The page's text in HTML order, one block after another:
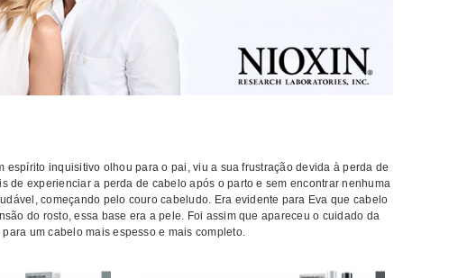
inquisitivo olhou para o pai, viu a sua frustração devida à perda de
experienciar a perda de cabelo após o parto e sem encontrar nenhuma
começando pelo couro cabeludo. Era evidente para Eva que cabelo
do rosto, essa base era a pele. Foi assim que apareceu o cuidado da
um cabelo mais espesso e mais completo.